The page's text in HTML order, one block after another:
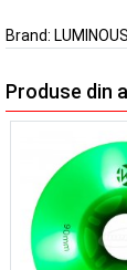
Brand: LUMINOUS
Produse din